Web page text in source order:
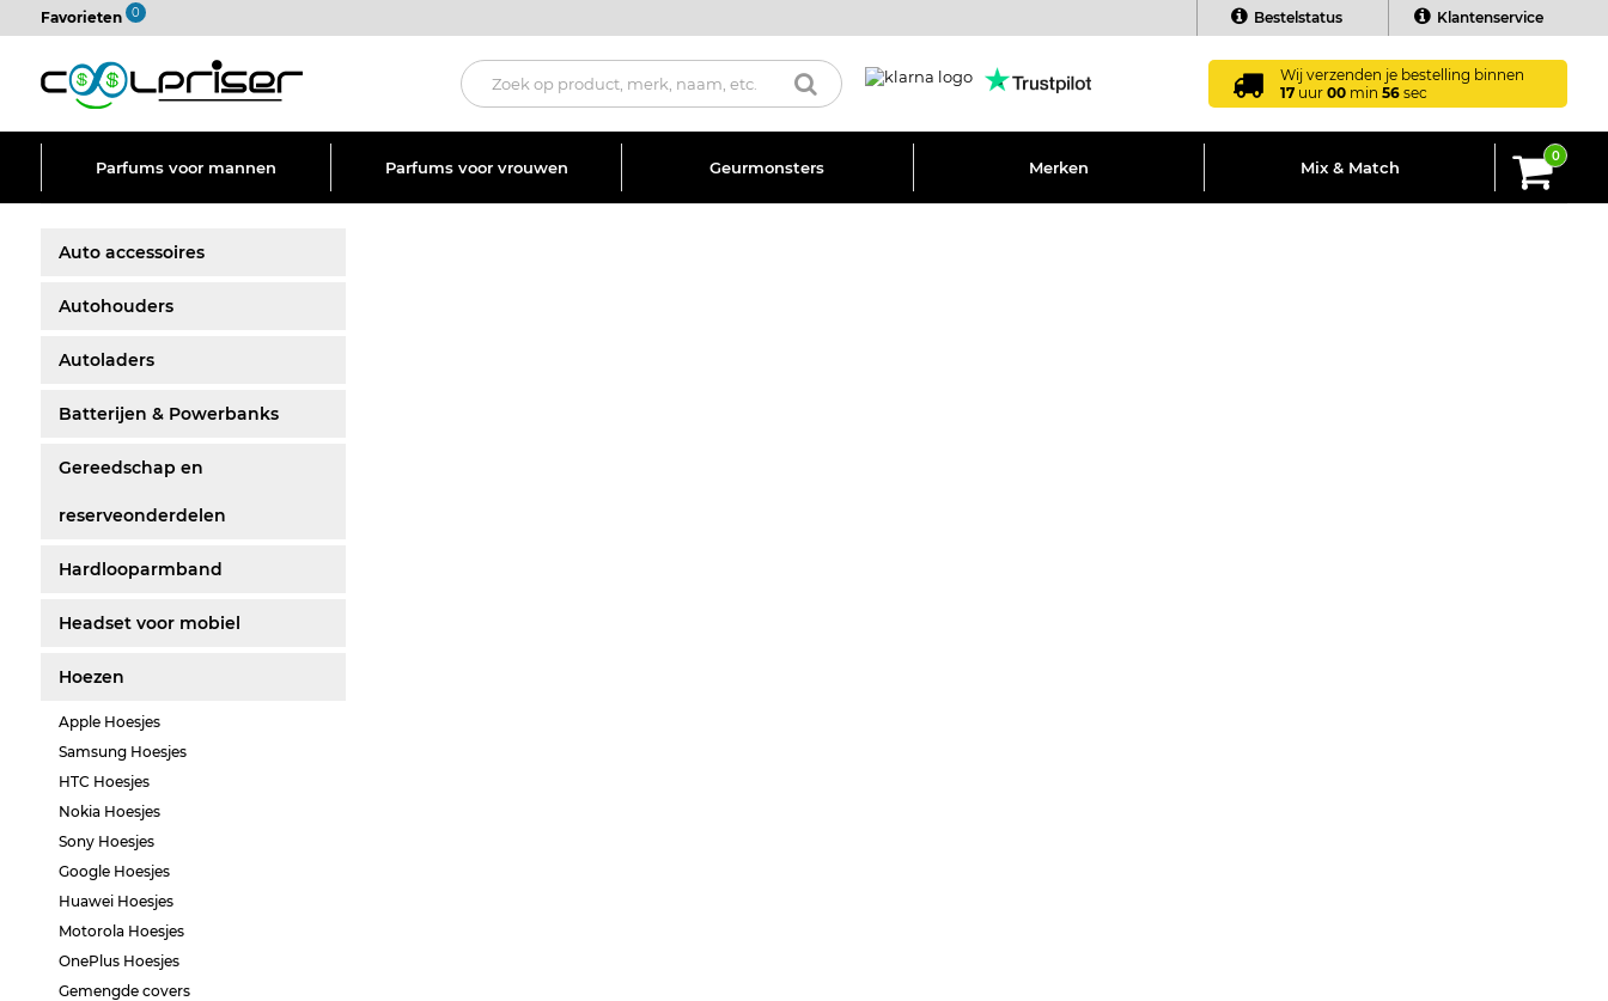
Favorieten 0 Bestelstatus Klantenservice
Wij verzenden je bestelling binnen
17 uur00 min56 sec
Parfums voor mannen Parfums voor vrouwen Geurmonsters Merken Mix & Match
0
Auto accessoires
Autohouders
Autoladers
Batterijen & Powerbanks
Gereedschap en
reserveonderdelen
Hardlooparmband
Headset voor mobiel
Hoezen
Apple Hoesjes
Samsung Hoesjes
HTC Hoesjes
Nokia Hoesjes
Sony Hoesjes
Google Hoesjes
Huawei Hoesjes
Motorola Hoesjes
OnePlus Hoesjes
Gemengde covers